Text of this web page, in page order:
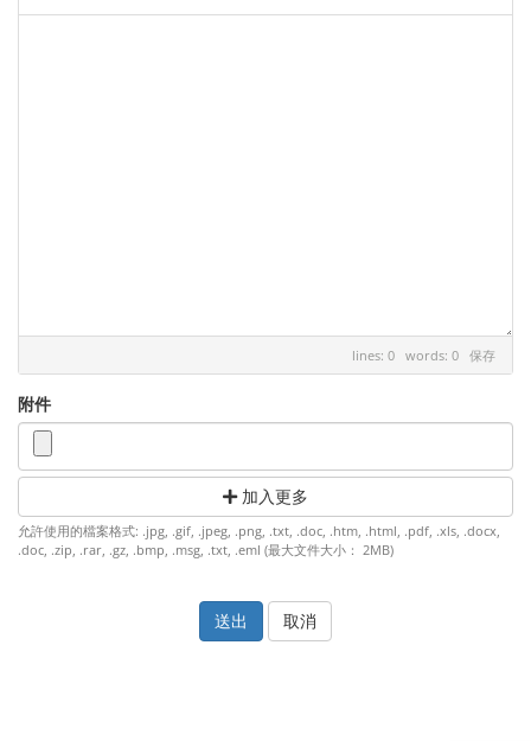
lines: 0 words: 0 保存
附件
加入更多
允許使用的檔案格式: .jpg, .gif, .jpeg, .png, .txt, .doc, .htm, .html, .pdf, .xls, .docx,
.doc, .zip, .rar, .gz, .bmp, .msg, .txt, .eml (最大文件大小： 2MB)
取消